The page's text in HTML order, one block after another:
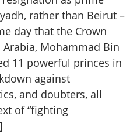
rather than Beirut –
day that the Crown
Arabia, Mohammad Bin
11 powerful princes in
against
and doubters, all
of “fighting